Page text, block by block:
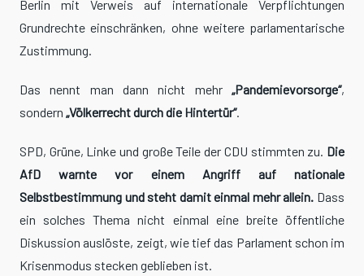
Berlin mit Verweis auf internationale Verpflichtungen
Grundrechte einschränken, ohne weitere parlamentarische
Zustimmung.
Das nennt man dann nicht mehr „Pandemievorsorge“,
sondern „Völkerrecht durch die Hintertür“.
SPD, Grüne, Linke und große Teile der CDU stimmten zu. Die
AfD warnte vor einem Angriff auf nationale
Selbstbestimmung und steht damit einmal mehr allein. Dass
ein solches Thema nicht einmal eine breite öffentliche
Diskussion auslöste, zeigt, wie tief das Parlament schon im
Krisenmodus stecken geblieben ist.